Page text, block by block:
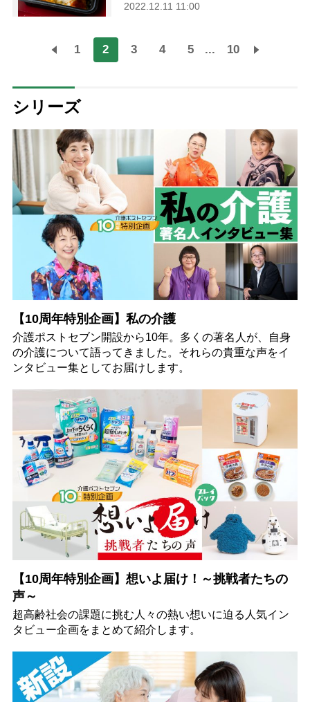
2022.12.11 11:00
1 2 3 4 5 ... 10
シリーズ
【10周年特別企画】私の介護
介護ポストセブン開設から10年。多くの著名人が、自身
の介護について語ってきました。それらの貴重な声をイ
ンタビュー集としてお届けします。
【10周年特別企画】想いよ届け！～挑戦者たちの
声～
超高齢社会の課題に挑む人々の熱い想いに迫る人気イン
タビュー企画をまとめて紹介します。